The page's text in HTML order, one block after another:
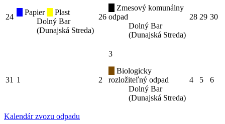
24
Papier
Plast
Dolný Bar
(Dunajská Streda)
26
Zmesový komunálny
odpad
Dolný Bar
(Dunajská Streda)
28 29 30
31 1 2
3
Biologicky
rozložiteľný odpad
Dolný Bar
(Dunajská Streda)
4 5 6
Kalendár zvozu odpadu